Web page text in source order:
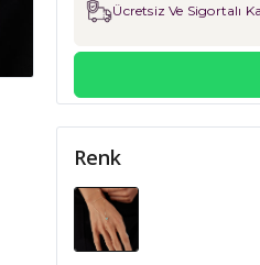
Ücretsiz Ve Sigortalı
Renk